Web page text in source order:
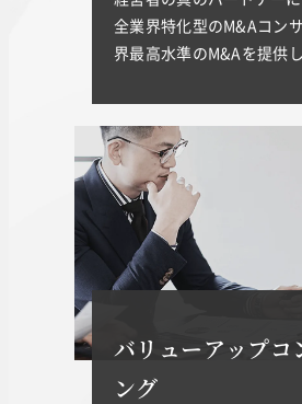
全業界特化型のM&Aコン
界最高水準のM&Aを提供し
バリューアップコ
ング